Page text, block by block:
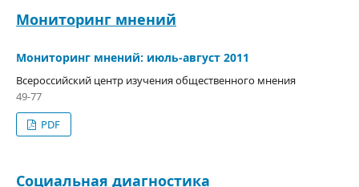
Мониторинг мнений
Мониторинг мнений: июль-август 2011
Всероссийский центр изучения общественного мнения
49-77
PDF
Социальная диагностика